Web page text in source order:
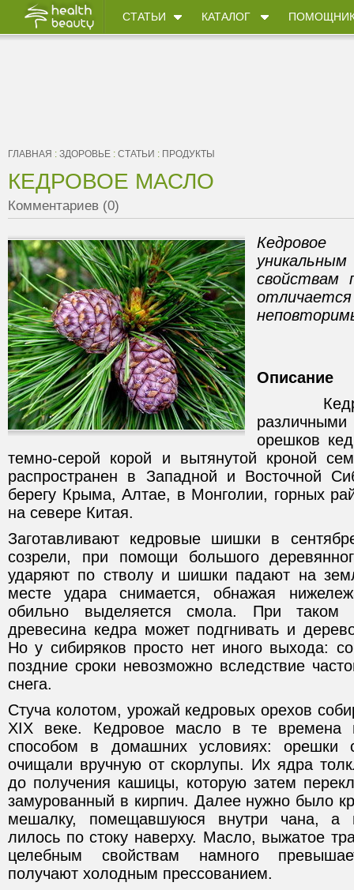
СТАТЬИ КАТАЛОГ
ГЛАВНАЯ : ЗДОРОВЬЕ : СТАТЬИ : ПРОДУКТЫ
КЕДРОВОЕ МАСЛО
Комментариев (0)
свойствам
Описание
орешков
темно-серой корой и вытянутой кроной
распространен в Западной и Восточной
берегу Крыма, Алтае, в Монголии, горных
на севере Китая.
Заготавливают кедровые шишки в
созрели, при помощи большого
ударяют по стволу и шишки падают на
месте удара снимается, обнажая
обильно выделяется смола. При таком
древесина кедра может подгнивать и
Но у сибиряков просто нет иного выхода:
поздние сроки невозможно вследствие
снега.
Стуча колотом, урожай кедровых орехов
XIX веке. Кедровое масло в те времена
способом в домашних условиях: орешки
очищали вручную от скорлупы. Их ядра
до получения кашицы, которую затем
замурованный в кирпич. Далее нужно было
мешалку, помещавшуюся внутри чана, а
лилось по стоку наверху. Масло, выжатое
целебным свойствам намного
получают холодным прессованием.